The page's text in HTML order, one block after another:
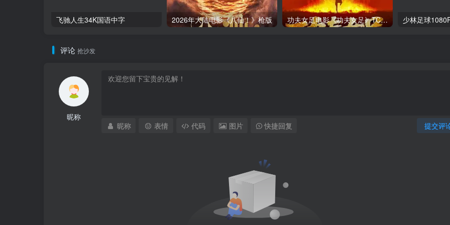
飞驰人生34K国语中字 2026年大陆电影《八仙！》枪版 功夫女足电影《功夫女足》TC在抢先看（百度网盘） 少林足球
评论 抢沙发
昵称
提交评
昵称 表情 代码 图片 快捷回复